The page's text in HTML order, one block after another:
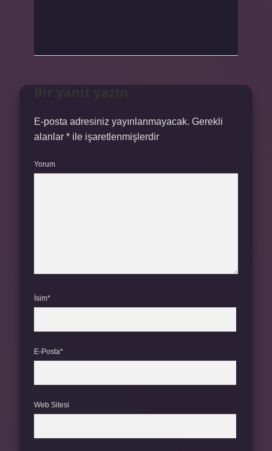
E-posta adresiniz yayınlanmayacak. Gerekli
alanlar * ile işaretlenmişlerdir
Yorum
İsim*
E-Posta*
Web Sitesi